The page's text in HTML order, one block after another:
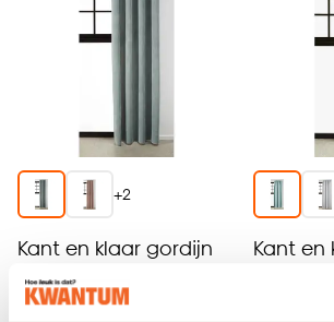
+2
Kant en klaar gordijn
Kant en